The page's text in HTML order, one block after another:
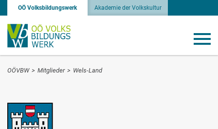
OÖ Volksbildungswerk Akademie der Volkskultur
OÖVBW > Mitglieder > Wels-Land